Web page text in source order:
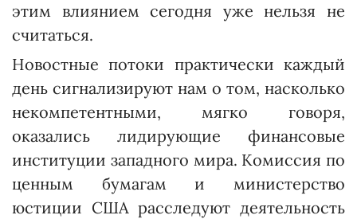
этим влиянием сегодня уже нельзя не
считаться.
Новостные потоки практически каждый
день сигнализируют нам о том, насколько
некомпетентными, мягко говоря,
оказались лидирующие финансовые
институции западного мира. Комиссия по
ценным бумагам и министерство
юстиции США расследуют деятельность